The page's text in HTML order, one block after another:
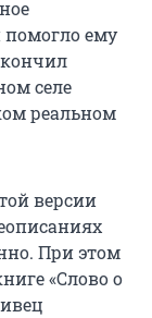
помогло ему
селе
реальном
версии
При этом
«Слово о